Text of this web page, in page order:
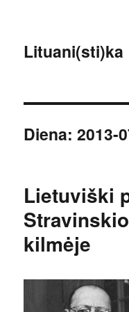
Lituani(sti)ka
Diena:2013-
Lietuviški
kilmėje